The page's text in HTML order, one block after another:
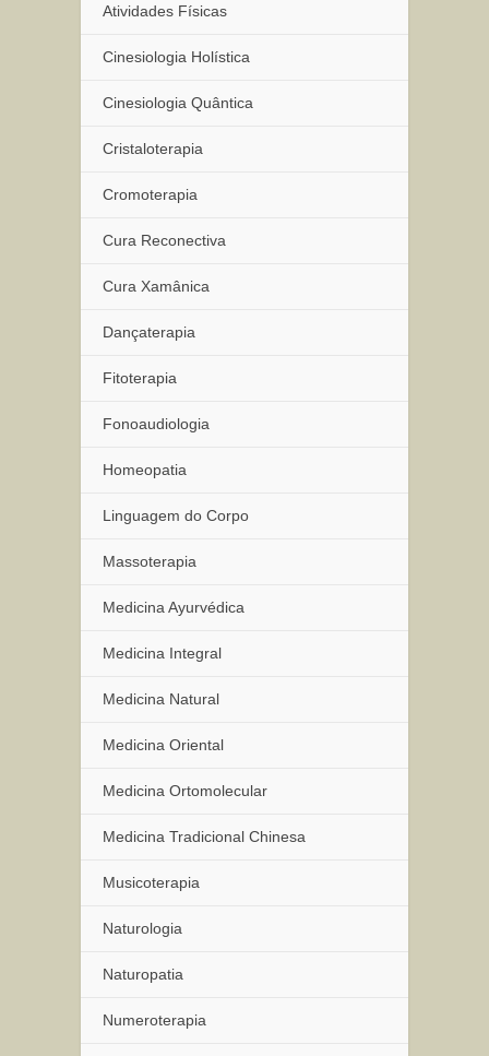
Atividades Físicas
Cinesiologia Holística
Cinesiologia Quântica
Cristaloterapia
Cromoterapia
Cura Reconectiva
Cura Xamânica
Dançaterapia
Fitoterapia
Fonoaudiologia
Homeopatia
Linguagem do Corpo
Massoterapia
Medicina Ayurvédica
Medicina Integral
Medicina Natural
Medicina Oriental
Medicina Ortomolecular
Medicina Tradicional Chinesa
Musicoterapia
Naturologia
Naturopatia
Numeroterapia